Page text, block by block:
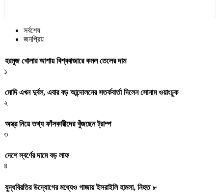
সর্বশেষ
জনপ্রিয়
হরমুজ খোলার আশায় বিশ্ববাজারে কমল তেলের দাম
১
মোদি এখন দুর্বল, এবার বড় আন্দোলনের সতর্কবার্তা দিলেন সোনাম ওয়াংচুক
২
অস্ত্র নিয়ে তথ্য ফাঁসকারীদের খুঁজছেন ট্রাম্প
৩
দেশে স্বর্ণের দামে বড় লাফ
৪
যুদ্ধবিরতির উদ্যোগের মধ্যেও গাজায় ইসরাইলি হামলা, নিহত ৮